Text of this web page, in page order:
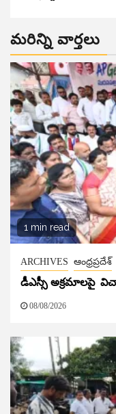
మరిన్ని వార్తలు
1 min read
ARCHIVES ఆంధ్రప్రదేశ్
డీఎస్సీ అక్రమాలపై
08/08/2026